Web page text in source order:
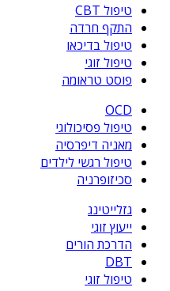
טיפול CBT
התקף חרדה
טיפול בדיכאו
טיפול זוגי
פוסט טראומה
OCD
טיפול פסיכולוגי
מאניה דיפרסיה
טיפול רגשי לילדים
סכיזופרניה
גזלייטינג
ייעוץ זוגי
הדרכת הורים
DBT
טיפול זוגי